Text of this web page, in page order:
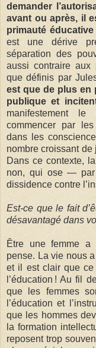
demander
avant ou après, il
primauté
est une dérive
séparation des
aussi contraire aux
que définis par
est que de plus en
publique et
manifestement
commencer par
dans les
nombre croissant de
Dans ce contexte,
non, qui ose —
dissidence contre
Est-ce que le fait
désavantagé dans
Être une femme a
pense. La vie nous
et il est clair que ce
l’éducation ! Au fil
que les femmes
l’éducation et
que les hommes
la formation
reposent trop